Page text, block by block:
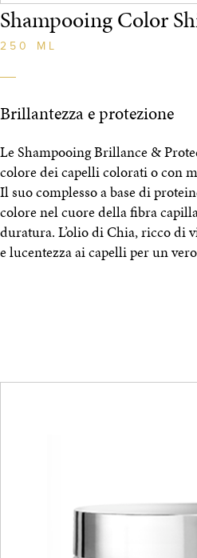
Shampooing Color
250 ML
Brillantezza e protezione
Le Shampooing Brillance &
colore dei capelli colorati o con
Il suo complesso a base di
colore nel cuore della fibra
duratura. L’olio di Chia, ricco di
e lucentezza ai capelli per un